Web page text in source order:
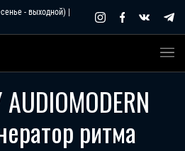
- выходной) |
ритма